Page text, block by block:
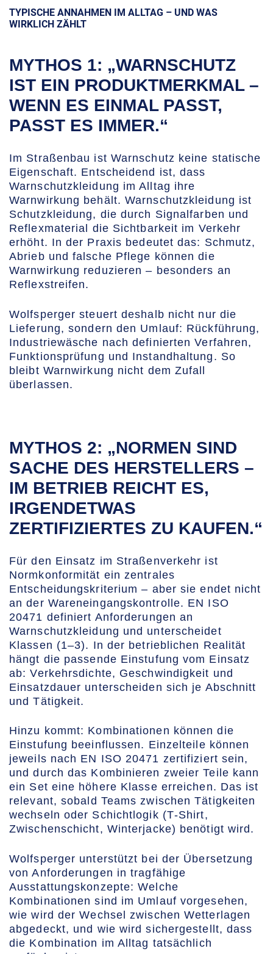
TYPISCHE ANNAHMEN IM ALLTAG – UND WAS
WIRKLICH ZÄHLT
MYTHOS 1: „WARNSCHUTZ
IST EIN PRODUKTMERKMAL –
WENN ES EINMAL PASST,
PASST ES IMMER.“
Im Straßenbau ist Warnschutz keine statische
Eigenschaft. Entscheidend ist, dass
Warnschutzkleidung im Alltag ihre
Warnwirkung behält. Warnschutzkleidung ist
Schutzkleidung, die durch Signalfarben und
Reflexmaterial die Sichtbarkeit im Verkehr
erhöht. In der Praxis bedeutet das: Schmutz,
Abrieb und falsche Pflege können die
Warnwirkung reduzieren – besonders an
Reflexstreifen.
Wolfsperger steuert deshalb nicht nur die
Lieferung, sondern den Umlauf: Rückführung,
Industriewäsche nach definierten Verfahren,
Funktionsprüfung und Instandhaltung. So
bleibt Warnwirkung nicht dem Zufall
überlassen.
MYTHOS 2: „NORMEN SIND
SACHE DES HERSTELLERS –
IM BETRIEB REICHT ES,
IRGENDETWAS
ZERTIFIZIERTES ZU KAUFEN.“
Für den Einsatz im Straßenverkehr ist
Normkonformität ein zentrales
Entscheidungskriterium – aber sie endet nicht
an der Wareneingangskontrolle. EN ISO
20471 definiert Anforderungen an
Warnschutzkleidung und unterscheidet
Klassen (1–3). In der betrieblichen Realität
hängt die passende Einstufung vom Einsatz
ab: Verkehrsdichte, Geschwindigkeit und
Einsatzdauer unterscheiden sich je Abschnitt
und Tätigkeit.
Hinzu kommt: Kombinationen können die
Einstufung beeinflussen. Einzelteile können
jeweils nach EN ISO 20471 zertifiziert sein,
und durch das Kombinieren zweier Teile kann
ein Set eine höhere Klasse erreichen. Das ist
relevant, sobald Teams zwischen Tätigkeiten
wechseln oder Schichtlogik (T‑Shirt,
Zwischenschicht, Winterjacke) benötigt wird.
Wolfsperger unterstützt bei der Übersetzung
von Anforderungen in tragfähige
Ausstattungskonzepte: Welche
Kombinationen sind im Umlauf vorgesehen,
wie wird der Wechsel zwischen Wetterlagen
abgedeckt, und wie wird sichergestellt, dass
die Kombination im Alltag tatsächlich